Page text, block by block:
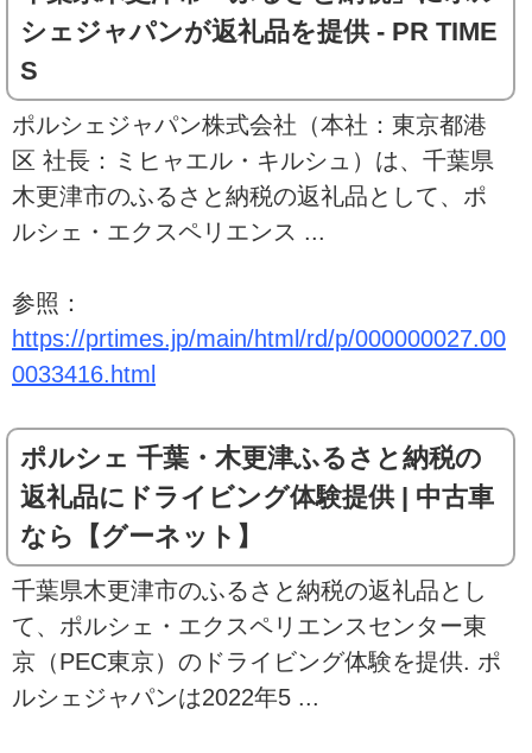
シェジャパンが返礼品を提供 - PR TIME
S
ポルシェジャパン株式会社（本社：東京都港
区 社長：ミヒャエル・キルシュ）は、千葉県
木更津市のふるさと納税の返礼品として、ポ
ルシェ・エクスペリエンス ...
参照：
https://prtimes.jp/main/html/rd/p/000000027.00
0033416.html
ポルシェ 千葉・木更津ふるさと納税の
返礼品にドライビング体験提供 | 中古車
なら【グーネット】
千葉県木更津市のふるさと納税の返礼品とし
て、ポルシェ・エクスペリエンスセンター東
京（PEC東京）のドライビング体験を提供. ポ
ルシェジャパンは2022年5 ...